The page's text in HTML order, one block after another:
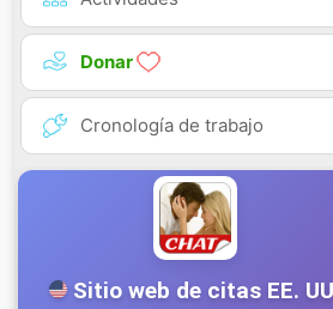
Donar
Cronología de trabajo